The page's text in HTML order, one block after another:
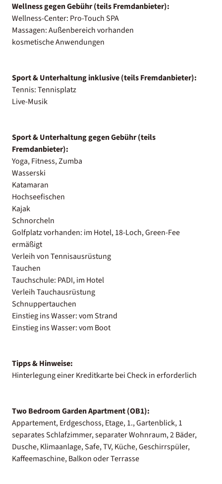
Wellness gegen Gebühr (teils Fremdanbieter):
Wellness-Center: Pro-Touch SPA
Massagen: Außenbereich vorhanden
kosmetische Anwendungen
Sport & Unterhaltung inklusive (teils Fremdanbieter):
Tennis: Tennisplatz
Live-Musik
Sport & Unterhaltung gegen Gebühr (teils
Fremdanbieter):
Yoga, Fitness, Zumba
Wasserski
Katamaran
Hochseefischen
Kajak
Schnorcheln
Golfplatz vorhanden: im Hotel, 18-Loch, Green-Fee
ermäßigt
Verleih von Tennisausrüstung
Tauchen
Tauchschule: PADI, im Hotel
Verleih Tauchausrüstung
Schnuppertauchen
Einstieg ins Wasser: vom Strand
Einstieg ins Wasser: vom Boot
Tipps & Hinweise:
Hinterlegung einer Kreditkarte bei Check in erforderlich
Two Bedroom Garden Apartment (OB1):
Appartement, Erdgeschoss, Etage, 1., Gartenblick, 1
separates Schlafzimmer, separater Wohnraum, 2 Bäder,
Dusche, Klimaanlage, Safe, TV, Küche, Geschirrspüler,
Kaffeemaschine, Balkon oder Terrasse